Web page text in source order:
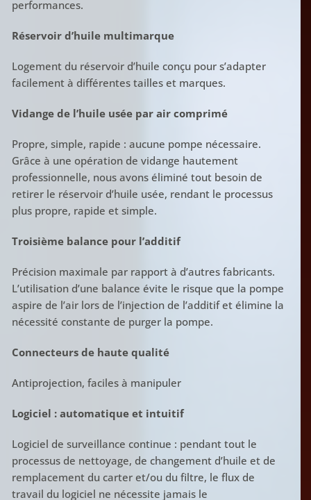
performances.
Réservoir d’huile multimarque
Logement du réservoir d’huile conçu pour s’adapter
facilement à différentes tailles et marques.
Vidange de l’huile usée par air comprimé
Propre, simple, rapide : aucune pompe nécessaire.
Grâce à une opération de vidange hautement
professionnelle, nous avons éliminé tout besoin de
retirer le réservoir d’huile usée, rendant le processus
plus propre, rapide et simple.
Troisième balance pour l’additif
Précision maximale par rapport à d’autres fabricants.
L’utilisation d’une balance évite le risque que la pompe
aspire de l’air lors de l’injection de l’additif et élimine la
nécessité constante de purger la pompe.
Connecteurs de haute qualité
Antiprojection, faciles à manipuler
Logiciel : automatique et intuitif
Logiciel de surveillance continue : pendant tout le
processus de nettoyage, de changement d’huile et de
remplacement du carter et/ou du filtre, le flux de
travail du logiciel ne nécessite jamais le